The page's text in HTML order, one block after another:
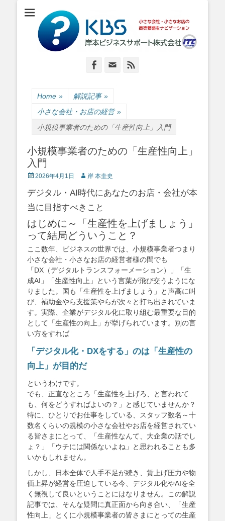
岸本ビジネスサポ
ート株式会社
小さな会社・小さなお店のIT経営をナビゲーション
Facebook
Email
Home » 解説記事 »
小さな会社・お店の経営 »
小規模事業者のための「生産性向上」入門
小規模事業者のための「生産性向上」
入門
Posted
2026年4月1日 Author
岸 本圭史
デジタル・AI時代にあなたのお店・会社が本
当に目指すべきこと
はじめに～「生産性を上げましょう」
って結局どういうこと？
ここ数年、ビジネスの世界では、小規模事業者つまり
小さな会社・小さなお店の経営者様の間でも
「DX（デジタルトランスフォーメーション）」「生
成AI」「生産性向上」という言葉が飛び交うようにな
りました。国も「生産性を上げましょう」と声高に叫
び、補助金やら支援策やらが次々と打ち出されていま
す。実際、企業がデジタル化に取り組む最重要な目的
として「生産性の向上」が挙げられています。別の言
い方をすれば
「デジタル化・DXをする」のは「生産性の
向上」が目的だ
というわけです。
でも、正直なところ「生産性を上げろ、と言われて
も、何をどうすればよいの？」と感じていませんか？
特に、ひとりでお仕事をしている、スタッフ数名～十
数名くらいの規模の小さな会社やお店を経営されてい
る皆さまにとって、「生産性なんて、大企業の話でし
ょ？」「ウチには関係ないよね」と思われることも多
いかもしれません。
しかし、日本全体で人手不足が続き、賃上げ圧力や物
価上昇が経営を圧迫している今、デジタル化やAIを全
く無視して良いということにはなりません。この解説
記事では、そんな疑問に真正面から向き合い、「生産
性向上」とくに小規模事業者の皆さまにとっての生産